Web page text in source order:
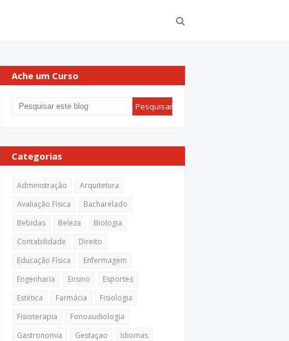
Ache um Curso
Categorias
Administração
Arquitetura
Avaliação Física
Bacharelado
Bebidas
Beleza
Biologia
Contabilidade
Direito
Educação Física
Enfermagem
Engenharia
Ensino
Esportes
Estética
Farmácia
Fisiologia
Fisioterapia
Fonoaudiologia
Gastronomia
Gestaçao
Idiomas